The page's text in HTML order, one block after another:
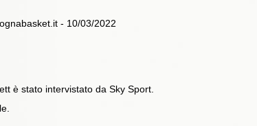
- 10/03/2022
è stato intervistato da Sky Sport.